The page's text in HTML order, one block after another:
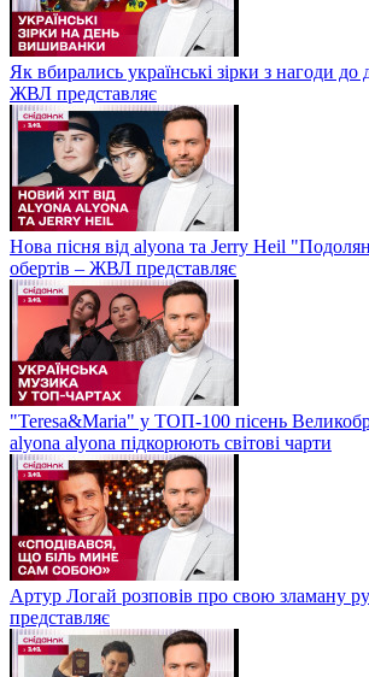
Як вбирались українські зірки з нагоди
ЖВЛ представляє
Нова пісня від alyona та Jerry Heil
обертів – ЖВЛ представляє
"Teresa&Maria" у ТОП-100 пісень
alyona alyona підкорюють світові чарти
Артур Логай розповів про свою зламану
представляє